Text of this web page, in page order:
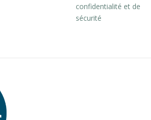
confidentialité et de
sécurité